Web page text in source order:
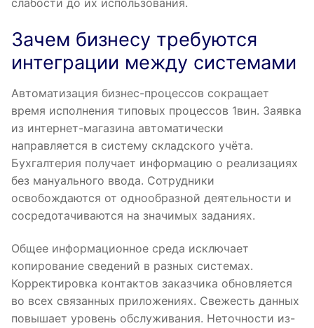
слабости до их использования.
Зачем бизнесу требуются
интеграции между системами
Автоматизация бизнес-процессов сокращает
время исполнения типовых процессов 1вин. Заявка
из интернет-магазина автоматически
направляется в систему складского учёта.
Бухгалтерия получает информацию о реализациях
без мануального ввода. Сотрудники
освобождаются от однообразной деятельности и
сосредотачиваются на значимых заданиях.
Общее информационное среда исключает
копирование сведений в разных системах.
Корректировка контактов заказчика обновляется
во всех связанных приложениях. Свежесть данных
повышает уровень обслуживания. Неточности из-